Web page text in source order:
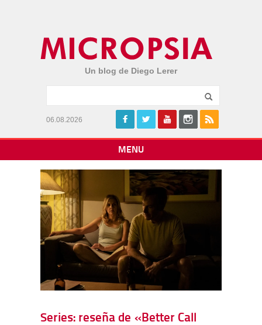
Un blog de Diego Lerer
06.08.2026
MENU
Series: reseña de «Better Call